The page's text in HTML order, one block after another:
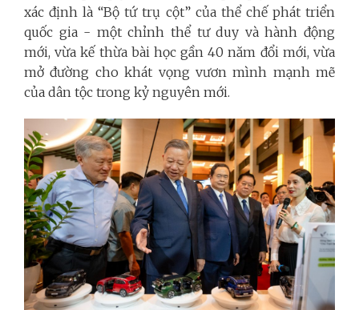
xác định là “Bộ tứ trụ cột” của thể chế phát triển
quốc gia - một chỉnh thể tư duy và hành động
mới, vừa kế thừa bài học gần 40 năm đổi mới, vừa
mở đường cho khát vọng vươn mình mạnh mẽ
của dân tộc trong kỷ nguyên mới.